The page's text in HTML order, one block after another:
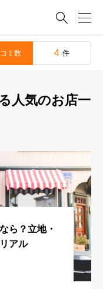

ミ数 4 件
人気のお店一
ら？立地・
アル